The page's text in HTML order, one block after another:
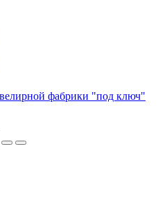
фабрики "под ключ"